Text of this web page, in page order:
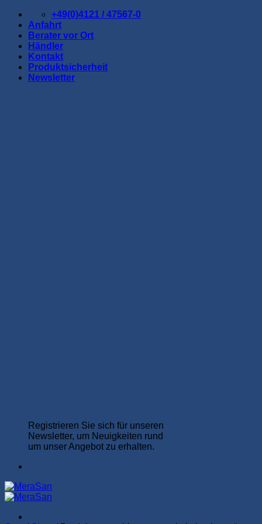
Zum
Inhalt
springen
+49(0)4121 / 47567-0
Anfahrt
Berater vor Ort
Händler
Kontakt
Produktsicherheit
Newsletter
Registrieren Sie sich für unseren
Newsletter, um Neuigkeiten rund
um unser Angebot zu erhalten.